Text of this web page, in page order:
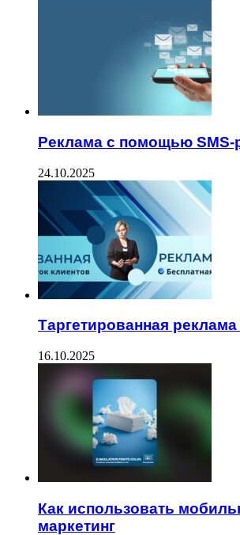
Реклама с помощью SMS-
24.10.2025
Таргетированная
16.10.2025
Как использовать
маркетинг